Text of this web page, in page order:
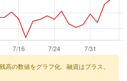
高の数値をグラフ化、融資はプラス、